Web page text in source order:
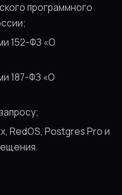
программного
152-ФЗ «О
187-ФЗ «О
RedOS, Postgres Pro и